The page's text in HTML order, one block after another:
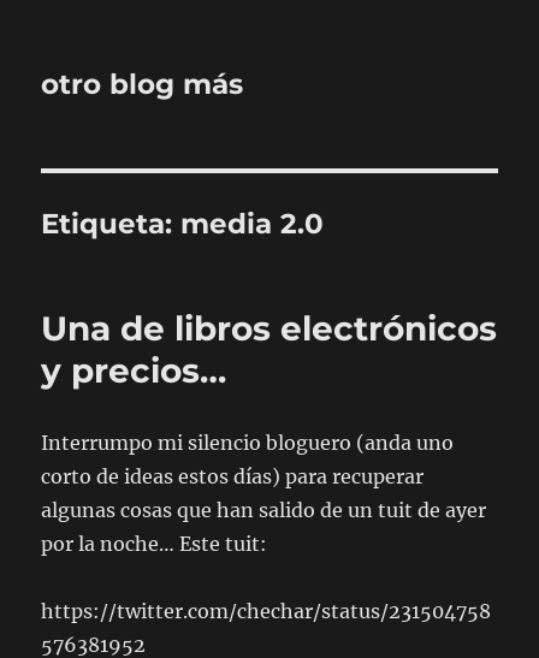
otro blog más
Etiqueta: media 2.0
Una de libros electrónicos
y precios…
Interrumpo mi silencio bloguero (anda uno
corto de ideas estos días) para recuperar
algunas cosas que han salido de un tuit de ayer
por la noche… Este tuit:
https://twitter.com/chechar/status/231504758
576381952